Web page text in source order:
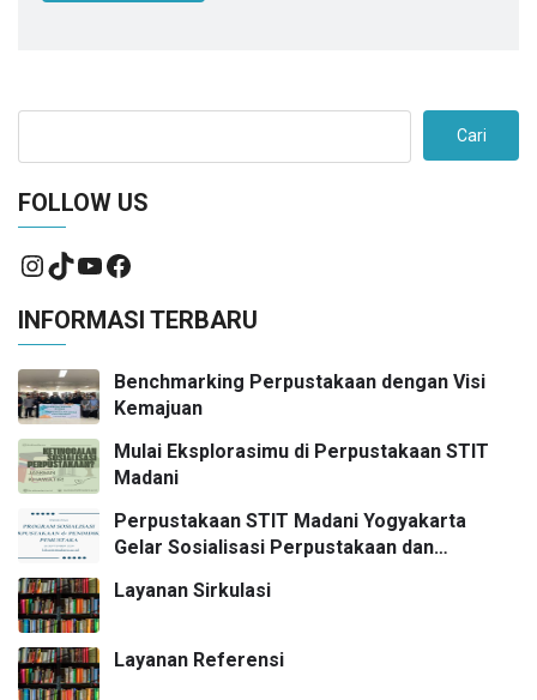
Cari
FOLLOW US
INFORMASI TERBARU
Benchmarking Perpustakaan dengan Visi
Kemajuan
Mulai Eksplorasimu di Perpustakaan STIT
Madani
Perpustakaan STIT Madani Yogyakarta
Gelar Sosialisasi Perpustakaan dan
Layanan Sirkulasi
Layanan Referensi